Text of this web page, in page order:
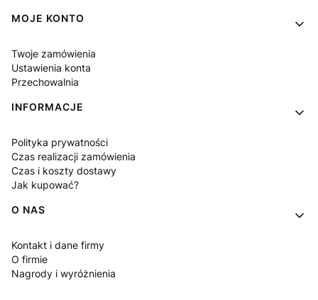
MOJE KONTO
Twoje zamówienia
Ustawienia konta
Przechowalnia
INFORMACJE
Polityka prywatności
Czas realizacji zamówienia
Czas i koszty dostawy
Jak kupować?
O NAS
Kontakt i dane firmy
O firmie
Nagrody i wyróżnienia